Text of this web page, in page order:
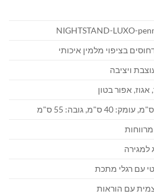
NIGHTSTAND-LUXO-
בציפוי מלמין איכותי
ויציבה
אגוז, אפור בטון
עם רגלי מתכת
עם הוראות